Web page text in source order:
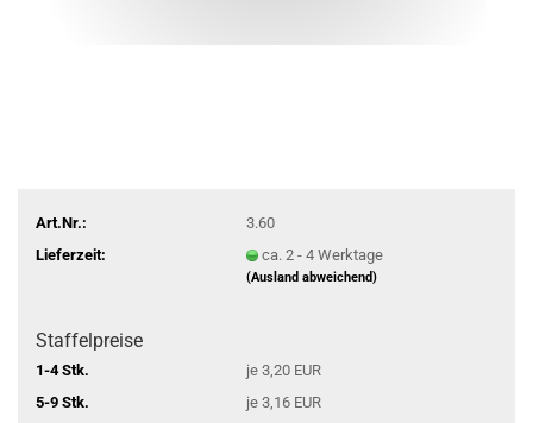
Art.Nr.:
3.60
Lieferzeit:
ca. 2 - 4 Werktage
(Ausland abweichend)
Staffelpreise
1-4 Stk.
je 3,20 EUR
5-9 Stk.
je 3,16 EUR